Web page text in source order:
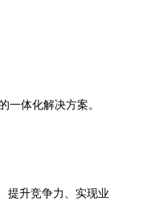
一体化解决方案。
提升竞争力、实现业